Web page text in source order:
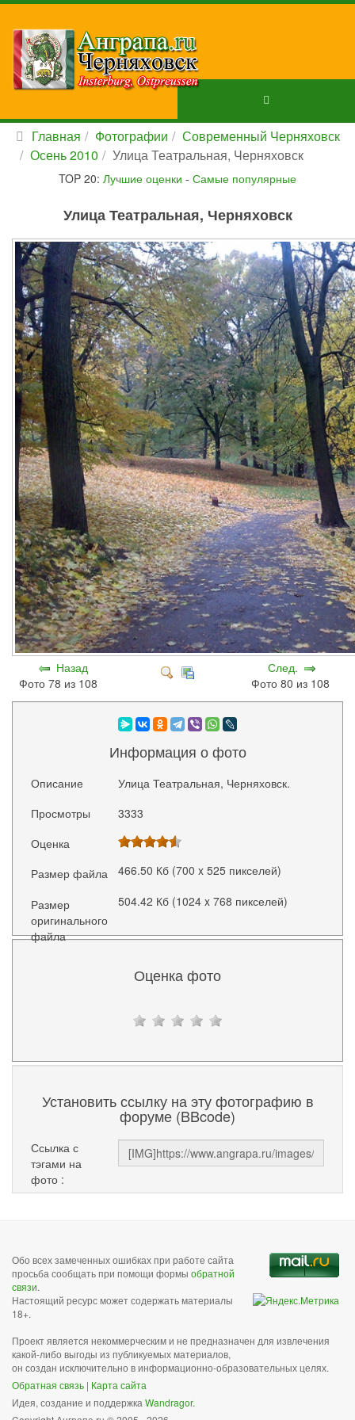
Главная Фотографии
Современный Черняховск
Осень 2010
Улица Театральная, Черняховск
TOP 20: Лучшие оценки - Самые популярные
Улица Театральная, Черняховск
Назад
Фото 78 из 108
След.
Фото 80 из 108
Информация о фото
Описание
Улица Театральная, Черняховск.
Просмотры
3333
Оценка
Размер файла
466.50 Кб (700 x 525 пикселей)
Размер
оригинального
файла
504.42 Кб (1024 x 768 пикселей)
Оценка фото
Установить ссылку на эту фотографию в
форуме (BBcode)
Ссылка с
тэгами на
фото :
Обо всех замеченных ошибках при работе сайта
просьба сообщать при помощи формы обратной
связи.
Настоящий ресурс может содержать материалы
18+.
Проект является некоммерческим и не предназначен для извлечения
какой-либо выгоды из публикуемых материалов,
он создан исключительно в информационно-образовательных целях.
Обратная связь | Карта сайта
Идея, создание и поддержка Wandragor.